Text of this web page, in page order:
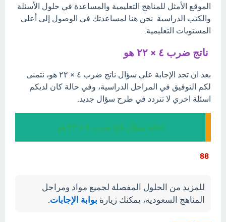
الموقع الأمثل للمناهج التعليمية والمساعدة في حلول الأسئلة
والكتب الدراسية. نحن هنا لمساعدتك في الوصول إلى أعلى
المستويات التعليمية.
ناتج ضرب ٤ × ۲۲ هو
بعد ان تجد الإجابة علي سؤال ناتج ضرب ٤ × ۲۲ هو، نتمنى
لكم التوفيق في المراحل الدراسية، وفي حالة كان لديكم
اسئلة اخري لا تتردد في طرح سؤال جديد.
إجابة سؤال ناتج ضرب ٤ × ۲۲ هو
88
للمزيد من الحلول المفصلة لجميع مواد ومراحل
المناهج السعودية، يمكنك زيارة بوابة الإجابات.